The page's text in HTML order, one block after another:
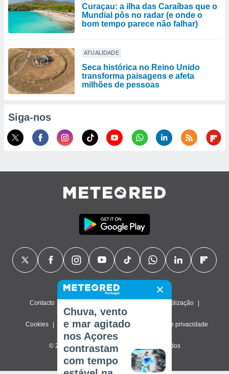
Curaçau: a ilha das Caraíbas que o
Mundial pôs no radar (e onde o
bom tempo parece não falhar)
ATUALIDADE
Seca histórica no Reino Unido
transforma paisagens e afeta
milhões de pessoas
Siga-nos
Contacto Termos de utilização
Cookies Política de privacidade Definições de privacidade
© 2026 Meteored. Todos os direitos reservados
Chuva, vento
e mar agitado
nos Açores
contrastam
com tempo